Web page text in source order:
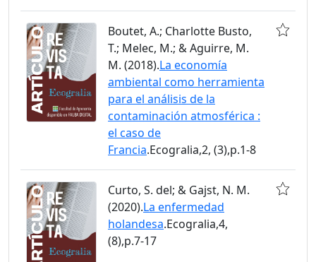
Boutet, A.; Charlotte Busto,
T.; Melec, M.; & Aguirre, M.
M. (2018).La economía
ambiental como herramienta
para el análisis de la
contaminación atmosférica :
el caso de
Francia.Ecogralia,2, (3),p.1-8
Curto, S. del; & Gajst, N. M.
(2020).La enfermedad
holandesa.Ecogralia,4,
(8),p.7-17